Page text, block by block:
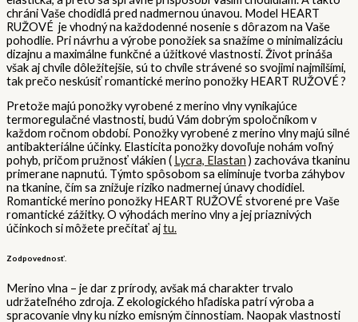
chráni Vaše chodidlá pred nadmernou únavou. Model HEART
RUŽOVÉ je vhodný na každodenné nosenie s dôrazom na Vaše
pohodlie. Pri návrhu a výrobe ponožiek sa snažíme o minimalizáciu
dizajnu a maximálne funkčné a úžitkové vlastnosti. Život prináša
však aj chvíle dôležitejšie, sú to chvíle strávené so svojimi najmilšími,
tak prečo neskúsiť romantické merino ponožky HEART RUŽOVÉ ?
Pretože majú ponožky vyrobené z merino vlny vynikajúce
termoregulačné vlastnosti, budú Vám dobrým spoločníkom v
každom ročnom období. Ponožky vyrobené z merino vlny majú silné
antibakteriálne účinky. Elasticita ponožky dovoľuje nohám voľný
pohyb, pričom pružnosť vlákien ( Lycra, Elastan ) zachováva tkaninu
primerane napnutú. Týmto spôsobom sa eliminuje tvorba záhybov
na tkanine, čím sa znižuje riziko nadmernej únavy chodidiel.
Romantické merino ponožky HEART RUŽOVÉ stvorené pre Vaše
romantické zážitky. O výhodách merino vlny a jej priaznivých
účinkoch si môžete prečítať ajtu.
Zodpovednosť.
Merino vlna – je dar z prírody, avšak má charakter trvalo
udržateľného zdroja. Z ekologického hľadiska patrí výroba a
spracovanie vlny ku nízko emisným činnostiam. Naopak vlastnosti